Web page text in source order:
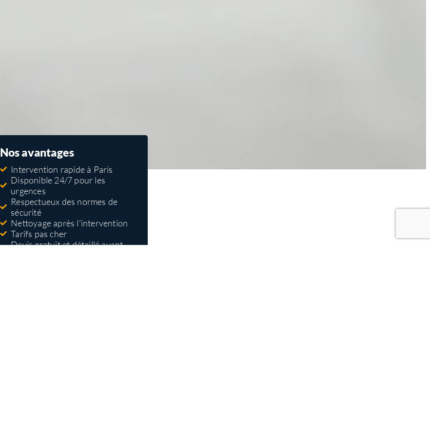
Nos avantages
Intervention rapide à Paris
Disponible 24/7 pour les
urgences
Respectueux des normes de
sécurité
Nettoyage après l'intervention
Tarifs pas cher
Devis gratuit et détaillé avant